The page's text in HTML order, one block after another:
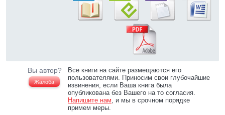
Вы автор?
Жалоба
Все книги на сайте размещаются его
пользователями. Приносим свои глубочайшие
извинения, если Ваша книга была
опубликована без Вашего на то согласия.
Напишите нам, и мы в срочном порядке
примем меры.